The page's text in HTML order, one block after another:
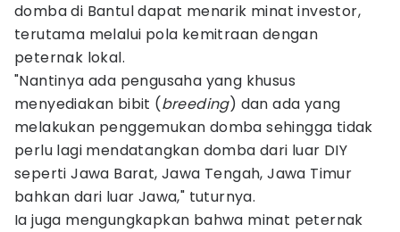
domba di Bantul dapat menarik minat investor,
terutama melalui pola kemitraan dengan
peternak lokal.
"Nantinya ada pengusaha yang khusus
menyediakan bibit (breeding) dan ada yang
melakukan penggemukan domba sehingga tidak
perlu lagi mendatangkan domba dari luar DIY
seperti Jawa Barat, Jawa Tengah, Jawa Timur
bahkan dari luar Jawa," tuturnya.
Ia juga mengungkapkan bahwa minat peternak